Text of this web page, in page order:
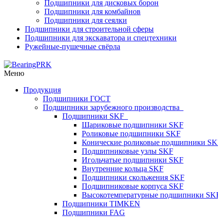
Подшипники для дисковых борон
Подшипники для комбайнов
Подшипники для сеялки
Подшипники для строительной сферы
Подшипники для экскаватора и спецтехники
Ружейные-пушечные свёрла
Меню
Продукция
Подшипники ГОСТ
Подшипники зарубежного производства
Подшипники SKF
Шариковые подшипники SKF
Роликовые подшипники SKF
Конические роликовые подшипники
Подшипниковые узлы SKF
Игольчатые подшипники SKF
Внутренние кольца SKF
Подшипники скольжения SKF
Подшипниковые корпуса SKF
Высокотемпературные подшипники
Подшипники TIMKEN
Подшипники FAG